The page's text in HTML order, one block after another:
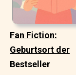
Fan Fiction:
Geburtsort der
Bestseller